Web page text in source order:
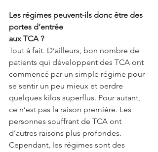
Les régimes peuvent-ils donc être des
portes d’entrée
aux TCA ?
Tout à fait. D’ailleurs, bon nombre de
patients qui développent des TCA ont
commencé par un simple régime pour
se sentir un peu mieux et perdre
quelques kilos superflus. Pour autant,
ce n’est pas la raison première. Les
personnes souffrant de TCA ont
d’autres raisons plus profondes.
Cependant, les régimes sont des